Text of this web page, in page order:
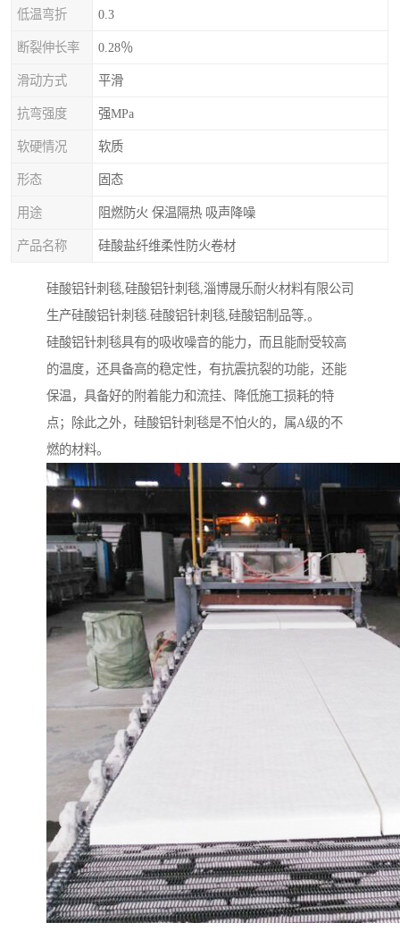
低温弯折 0.3
断裂伸长率 0.28％
滑动方式 平滑
抗弯强度 强MPa
软硬情况 软质
形态 固态
用途 阻燃防火 保温隔热 吸声降噪
产品名称 硅酸盐纤维柔性防火卷材
硅酸铝针刺毯,硅酸铝针刺毯,淄博晟乐耐火材料有限公司
生产硅酸铝针刺毯.硅酸铝针刺毯,硅酸铝制品等,。
硅酸铝针刺毯具有的吸收噪音的能力，而且能耐受较高
的温度，还具备高的稳定性，有抗震抗裂的功能，还能
保温，具备好的附着能力和流挂、降低施工损耗的特
点；除此之外，硅酸铝针刺毯是不怕火的，属A级的不
燃的材料。